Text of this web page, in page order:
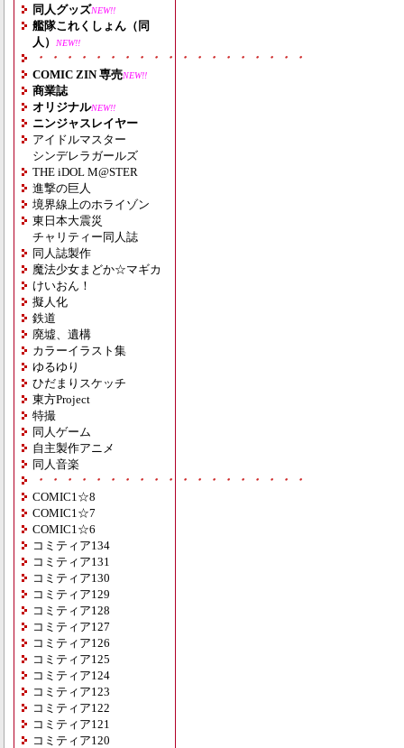
同人グッズNEW!!
艦隊これくしょん（同
人）
NEW!!
・・・・・・・・・・・・・・・・・・・
COMIC ZIN 専売NEW!!
商業誌
オリジナルNEW!!
ニンジャスレイヤー
アイドルマスター
シンデレラガールズ
THE iDOL M@STER
進撃の巨人
境界線上のホライゾン
東日本大震災
チャリティー同人誌
同人誌製作
魔法少女まどか☆マギカ
けいおん！
擬人化
鉄道
廃墟、遺構
カラーイラスト集
ゆるゆり
ひだまりスケッチ
東方Project
特撮
同人ゲーム
自主製作アニメ
同人音楽
・・・・・・・・・・・・・・・・・・・
COMIC1☆8
COMIC1☆7
COMIC1☆6
コミティア134
コミティア131
コミティア130
コミティア129
コミティア128
コミティア127
コミティア126
コミティア125
コミティア124
コミティア123
コミティア122
コミティア121
コミティア120